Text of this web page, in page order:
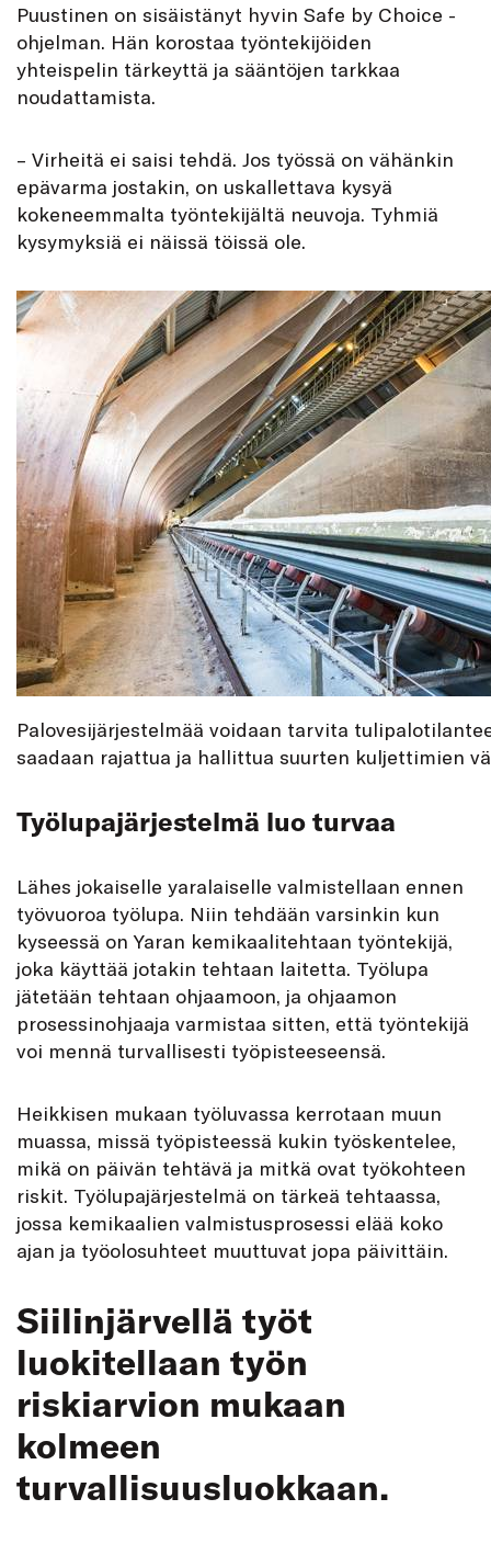
Puustinen on sisäistänyt hyvin Safe by Choice -
ohjelman. Hän korostaa työntekijöiden
yhteispelin tärkeyttä ja sääntöjen tarkkaa
noudattamista.
– Virheitä ei saisi tehdä. Jos työssä on vähänkin
epävarma jostakin, on uskallettava kysyä
kokeneemmalta työntekijältä neuvoja. Tyhmiä
kysymyksiä ei näissä töissä ole.
Palovesijärjestelmää voidaan tarvita
saadaan rajattua ja hallittua suurten kuljettimien
Työlupajärjestelmä luo turvaa
Lähes jokaiselle yaralaiselle valmistellaan ennen
työvuoroa työlupa. Niin tehdään varsinkin kun
kyseessä on Yaran kemikaalitehtaan työntekijä,
joka käyttää jotakin tehtaan laitetta. Työlupa
jätetään tehtaan ohjaamoon, ja ohjaamon
prosessinohjaaja varmistaa sitten, että työntekijä
voi mennä turvallisesti työpisteeseensä.
Heikkisen mukaan työluvassa kerrotaan muun
muassa, missä työpisteessä kukin työskentelee,
mikä on päivän tehtävä ja mitkä ovat työkohteen
riskit. Työlupajärjestelmä on tärkeä tehtaassa,
jossa kemikaalien valmistusprosessi elää koko
ajan ja työolosuhteet muuttuvat jopa päivittäin.
Siilinjärvellä työt
luokitellaan työn
riskiarvion mukaan
kolmeen
turvallisuusluokkaan.